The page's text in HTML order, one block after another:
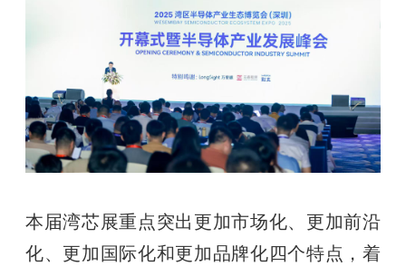
本届湾芯展重点突出更加市场化、更加前沿
化、更加国际化和更加品牌化四个特点，着